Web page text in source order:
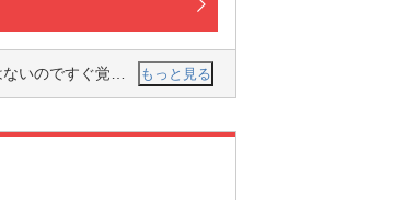
れると思います。 もっと見る